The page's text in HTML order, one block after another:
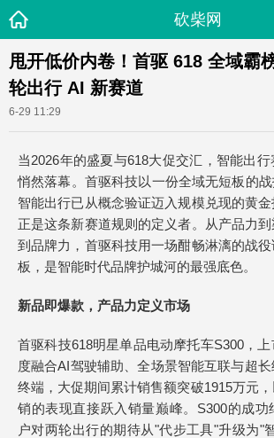
砍柴网
甩开低价内卷！首驱 618 全域霸
轮出行 AI 新赛道
6-29 11:29
当2026年的盛夏与618大促交汇，智能出
悄然落幕。首驱科技以一份全域无短板的
智能出行已从概念验证迈入规模兑现的黄
正是这条新赛道规则的定义者。从产品力
到品牌力，首驱科技用一场酣畅淋漓的战
板，是智能时代品牌护城河的最强底色。
新品即爆款，产品力定义市场
首驱科技618明星单品电动摩托车S300，
度融合AI驾驶辅助、全场景智能互联与超
终端，大促期间累计销售额突破1915万元
销的表现直接跃入销量巅峰。S300的成
户对两轮出行的期待从"代步工具"升级为"